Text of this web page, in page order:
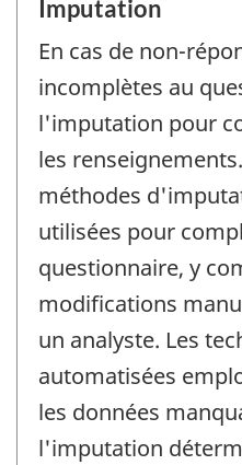
Imputation
En cas de non-
incomplètes au
l'imputation pour
les
méthodes
utilisées pour
questionnaire, y
modifications
un analyste. Les
automatisées
les données
l'imputation